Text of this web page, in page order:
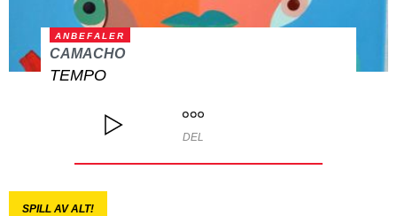
ANBEFALER
CAMACHO
TEMPO
DEL
SPILL AV ALT!